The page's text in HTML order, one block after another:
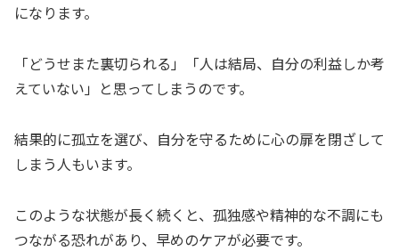
になります。
「どうせまた裏切られる」「人は結局、自分の利益しか考
えていない」と思ってしまうのです。
結果的に孤立を選び、自分を守るために心の扉を閉ざして
しまう人もいます。
このような状態が長く続くと、孤独感や精神的な不調にも
つながる恐れがあり、早めのケアが必要です。